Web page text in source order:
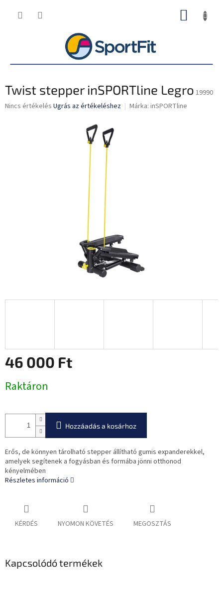
KOSÁR
Twist stepper inSPORTline Legro 19990
A
Nincs értékelés Ugrás az értékeléshez Márka: inSPORTline
46 000 Ft
Raktáron
Hozzáadás a kosárhoz
Erős, de könnyen tárolható stepper állítható gumis expanderekkel,
amelyek segítenek a fogyásban és formába jönni otthonod
kényelmében
Részletes információ
KÉRDÉS NYOMON KÖVETÉS MEGOSZTÁS
Kapcsolódó termékek